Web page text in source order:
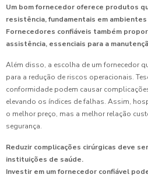
Um bom fornecedor oferece produtos
resistência, fundamentais em
Fornecedores confiáveis também
assistência, essenciais para a
Além disso, a escolha de um fornecedor
para a redução de riscos operacionais.
conformidade podem causar
elevando os índices de falhas. Assim,
o melhor preço, mas a melhor relação
segurança.
Reduzir complicações cirúrgicas deve
instituições de saúde.
Investir em um fornecedor confiável